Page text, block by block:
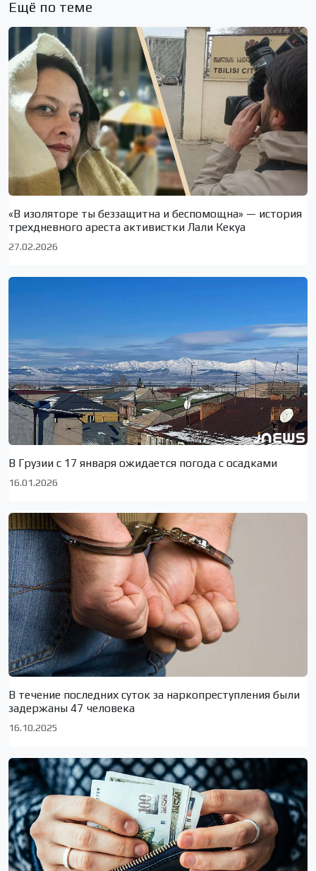
Ещё по теме
«В изоляторе ты беззащитна и беспомощна» — история
трехдневного ареста активистки Лали Кекуа
27.02.2026
В Грузии с 17 января ожидается погода с осадками
16.01.2026
В течение последних суток за наркопреступления были
задержаны 47 человека
16.10.2025